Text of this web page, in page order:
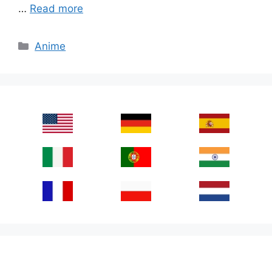
… Read more
Categories
Anime